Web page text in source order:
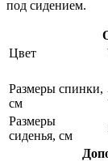
под сидением.
Цвет
Размеры спинки,
см
Размеры
сиденья, см